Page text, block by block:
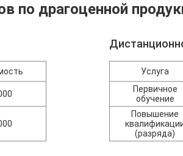
по драгоценной
Услуга
Первичное
обучение
Повышение
(разряда)